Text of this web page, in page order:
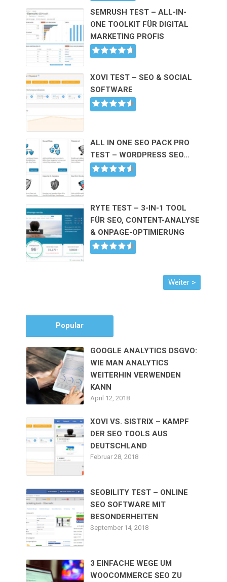
SEMRUSH TEST – ALL-IN-
ONE TOOLKIT FÜR DIGITAL
MARKETING PROFIS
XOVI TEST – SEO & SOCIAL
SOFTWARE
ALL IN ONE SEO PACK PRO
TEST – WORDPRESS SEO…
RYTE TEST – 3-IN-1 TOOL
FÜR SEO, CONTENT-ANALYSE
& ONPAGE-OPTIMIERUNG
Popular
GOOGLE ANALYTICS DSGVO:
WIE MAN ANALYTICS
WEITERHIN VERWENDEN
KANN
April 12, 2018
XOVI VS. SISTRIX – KAMPF
DER SEO TOOLS AUS
DEUTSCHLAND
Februar 28, 2018
SEOBILITY TEST – ONLINE
SEO SOFTWARE MIT
BESONDERHEITEN
September 14, 2018
3 EINFACHE WEGE UM
WOOCOMMERCE SEO ZU